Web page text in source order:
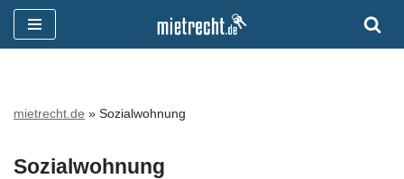
Zum
mietrecht.de » Sozialwohnung
Sozialwohnung